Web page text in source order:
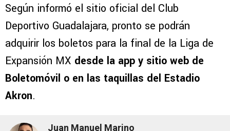
Según informó el sitio oficial del Club
Deportivo Guadalajara, pronto se podrán
adquirir los boletos para la final de la Liga de
Expansión MX desde la app y sitio web de
Boletomóvil o en las taquillas del Estadio
Akron.
Juan Manuel Marino